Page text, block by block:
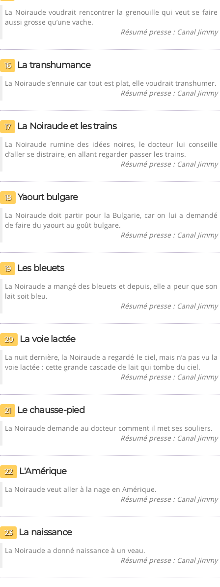
La Noiraude voudrait rencontrer la grenouille qui veut se faire
aussi grosse qu’une vache.
Résumé presse : Canal Jimmy
16 La transhumance
La Noiraude s’ennuie car tout est plat, elle voudrait transhumer.
Résumé presse : Canal Jimmy
17 La Noiraude et les trains
La Noiraude rumine des idées noires, le docteur lui conseille
d’aller se distraire, en allant regarder passer les trains.
Résumé presse : Canal Jimmy
18 Yaourt bulgare
La Noiraude doit partir pour la Bulgarie, car on lui a demandé
de faire du yaourt au goût bulgare.
Résumé presse : Canal Jimmy
19 Les bleuets
La Noiraude a mangé des bleuets et depuis, elle a peur que son
lait soit bleu.
Résumé presse : Canal Jimmy
20 La voie lactée
La nuit dernière, la Noiraude a regardé le ciel, mais n’a pas vu la
voie lactée : cette grande cascade de lait qui tombe du ciel.
Résumé presse : Canal Jimmy
21 Le chausse-pied
La Noiraude demande au docteur comment il met ses souliers.
Résumé presse : Canal Jimmy
22 L'Amérique
La Noiraude veut aller à la nage en Amérique.
Résumé presse : Canal Jimmy
23 La naissance
La Noiraude a donné naissance à un veau.
Résumé presse : Canal Jimmy